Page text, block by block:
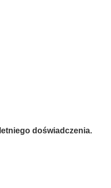
doświadczenia.